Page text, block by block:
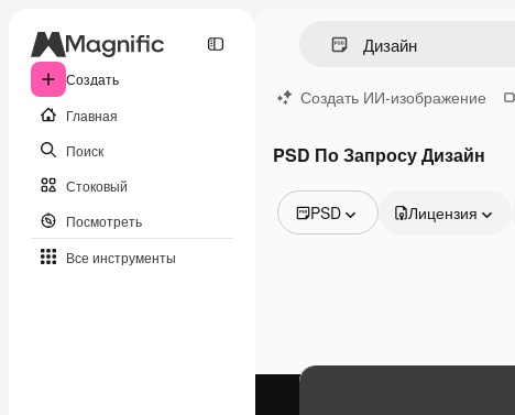
Создать
Главная
Поиск
Стоковый
Посмотреть
Все инструменты
Создать ИИ-изображение
PSD По Запросу Дизайн
PSD
Видео
Лицензия